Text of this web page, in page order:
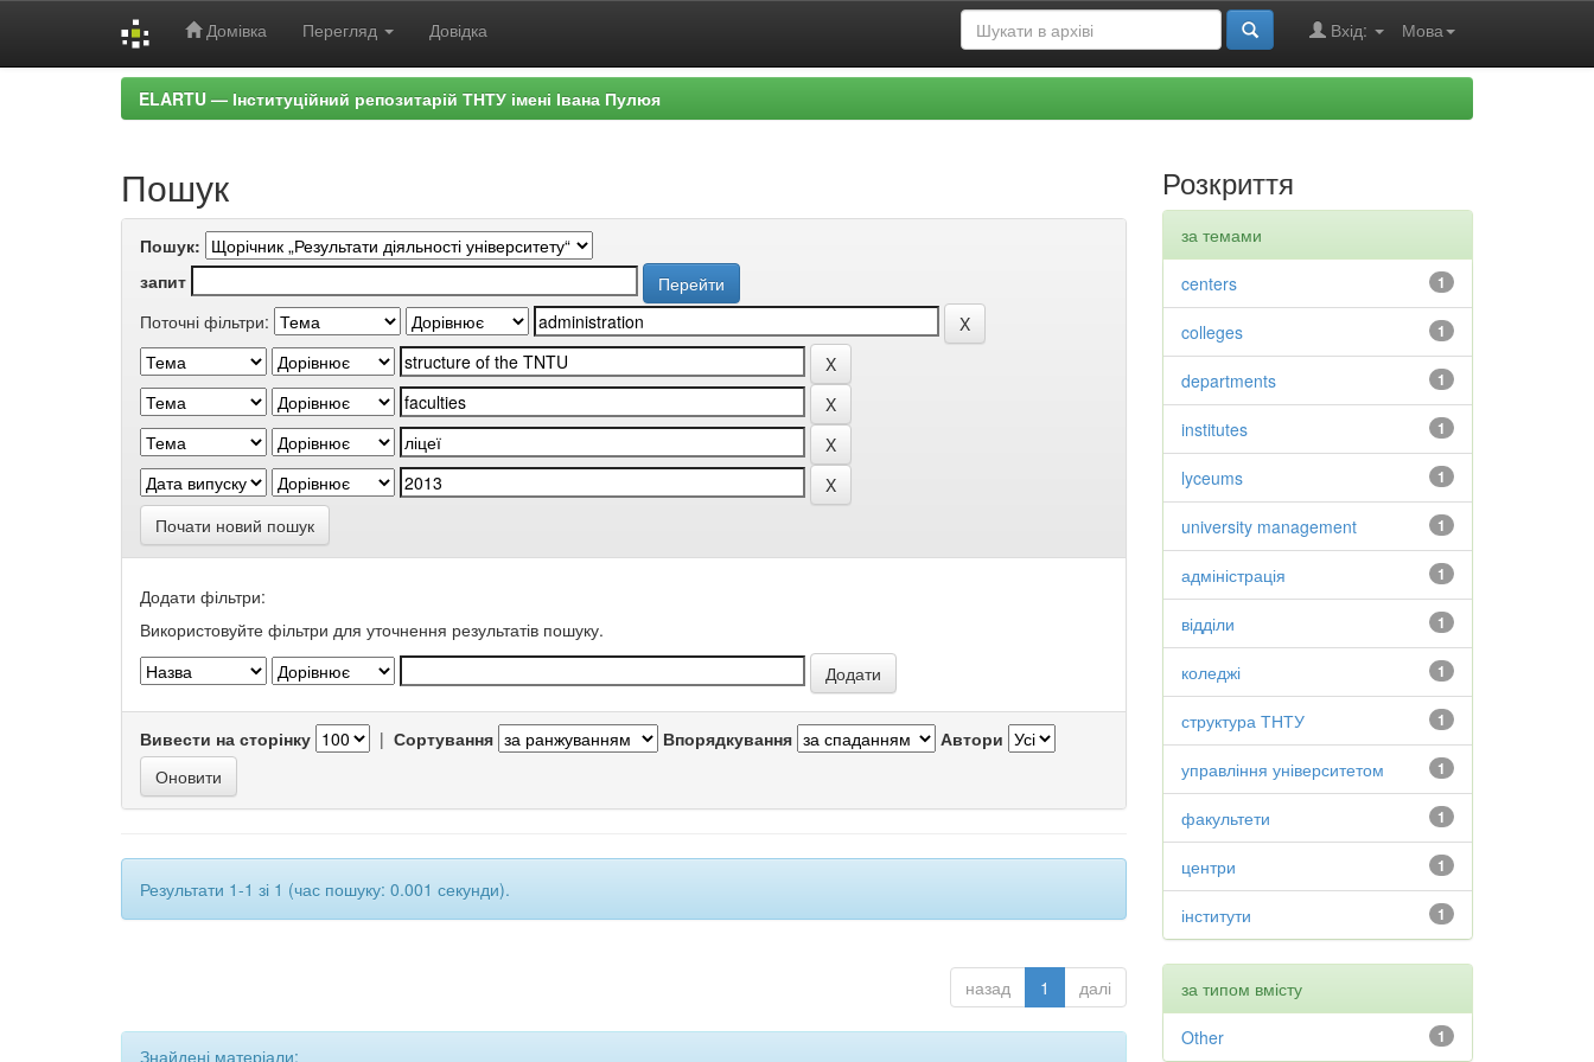
Домівка Перегляд Довідка Мова
Вхід:
ELARTU — Інституційний репозитарій ТНТУ імені Івана Пулюя
Пошук
Пошук:
запит
Поточні фільтри:
Почати новий пошук
Додати фільтри:
Використовуйте фільтри для уточнення результатів пошуку.
Вивести на сторінку | Сортування Впорядкування Автори
Результати 1-1 зі 1 (час пошуку: 0.001 секунди).
назад 1 далі
Знайдені матеріали:
Розкриття
за темами
1
centers
1
colleges
1
departments
1
institutes
1
lyceums
1
university management
1
адміністрація
1
відділи
1
коледжі
1
структура ТНТУ
1
управління університетом
1
факультети
1
центри
1
інститути
за типом вмісту
1
Other